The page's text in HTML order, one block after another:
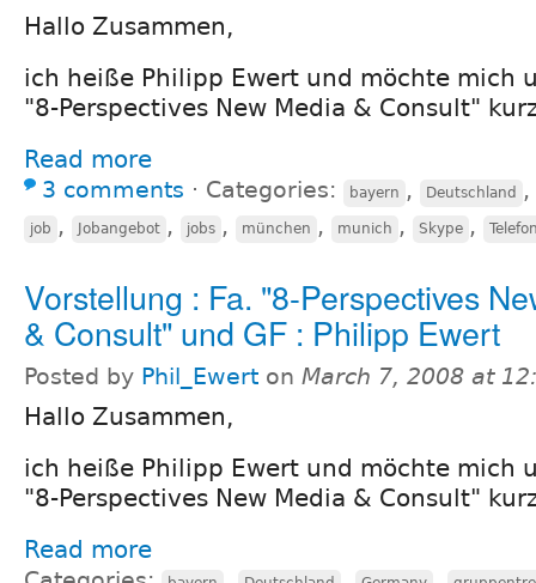
Hallo Zusammen,
ich heiße Philipp Ewert und möchte mich
"8-Perspectives New Media & Consult"
Read more
3 comments ⋅ Categories: bayern , Deutschland ,
job , Jobangebot , jobs , münchen , munich , Skype ,
Vorstellung : Fa. "8-Perspectives
& Consult" und GF : Philipp Ewert
Posted by Phil_Ewert on March 7, 2008 at
Hallo Zusammen,
ich heiße Philipp Ewert und möchte mich
"8-Perspectives New Media & Consult"
Read more